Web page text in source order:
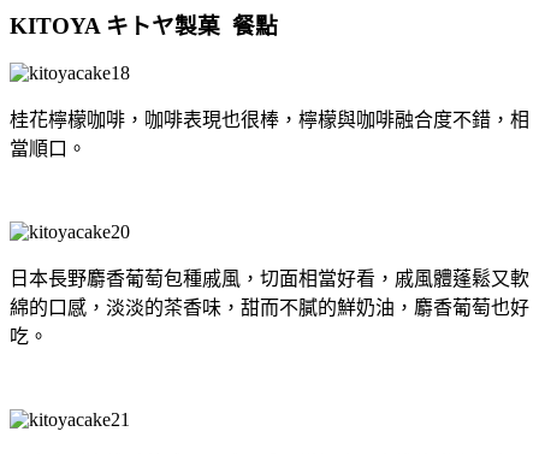
KITOYA キトヤ製菓 餐點
桂花檸檬咖啡，咖啡表現也很棒，檸檬與咖啡融合度不錯，相
當順口。
日本長野麝香葡萄包種戚風，切面相當好看，戚風體蓬鬆又軟
綿的口感，淡淡的茶香味，甜而不膩的鮮奶油，麝香葡萄也好
吃。